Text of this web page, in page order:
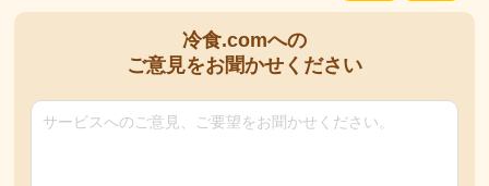
冷食.comへの
ご意見をお聞かせください